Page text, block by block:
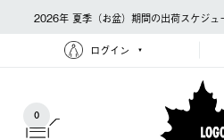
2026年 夏季（お盆）期間の出荷スケジュ
ログイン
0